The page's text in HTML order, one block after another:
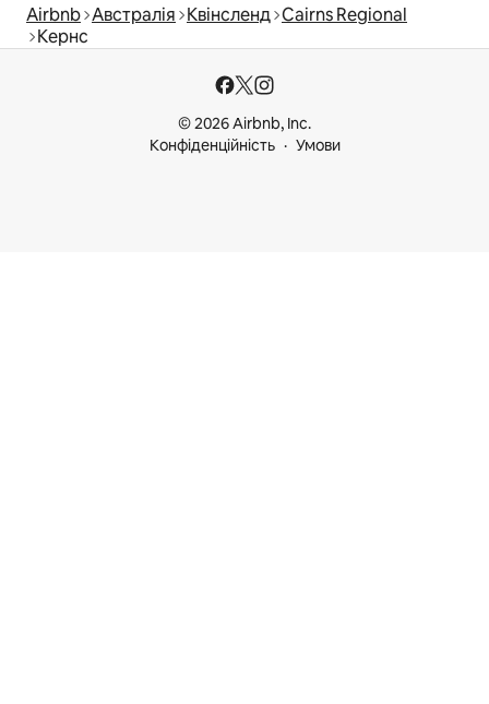
Airbnb Австралія Квінсленд Cairns Regional
Кернс
© 2026 Airbnb, Inc.
Конфіденційність
Умови